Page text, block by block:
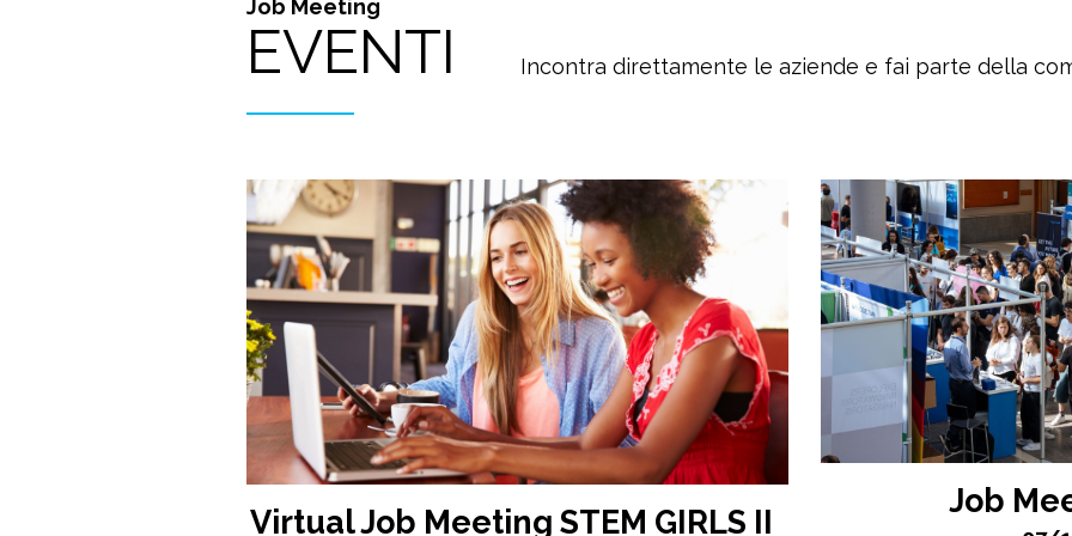
Job Meeting
EVENTI Incontra direttamente le aziende e fai parte della
Virtual Job Meeting STEM GIRLS II
Job